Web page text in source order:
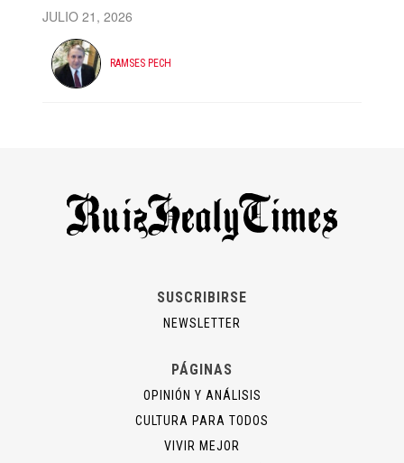
JULIO 21, 2026
RAMSES PECH
SUSCRIBIRSE
NEWSLETTER
PÁGINAS
OPINIÓN Y ANÁLISIS
CULTURA PARA TODOS
VIVIR MEJOR